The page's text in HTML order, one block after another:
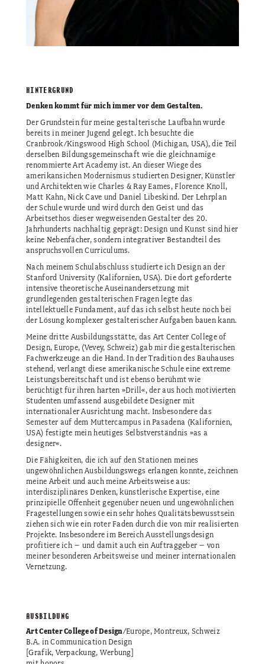
HINTERGRUND
Denken kommt für mich immer vor dem Gestalten.
Der Grundstein für meine gestalterische Laufbahn wurde
bereits in meiner Jugend gelegt. Ich besuchte die
Cranbrook/Kingswood High School (Michigan, USA), die Teil
derselben Bildungsgemeinschaft wie die gleich­namige
renommierte Art Academy ist. An dieser Wiege des
amerikansichen Modernismus studierten Designer, Künstler
und Architekten wie Charles & Ray Eames, Florence Knoll,
Matt Kahn, Nick Cave und Daniel Libeskind. Der Lehrplan
der Schule wurde und wird durch den Geist und das
Arbeitsethos dieser wegweisenden Gestalter des 20.
Jahrhunderts nachhaltig geprägt: Design und Kunst sind hier
keine Nebenfächer, sondern integrativer Bestandteil des
anspruchsvollen Curriculums.
Nach meinem Schulabschluss studierte ich Design an der
Stanford University (Kalifornien, USA). Die dort geforderte
intensive theoretische Auseinandersetzung mit
grundlegenden gestalterischen Fragen legte das
intellektuelle Fundament, auf das ich selbst heute noch bei
der Lösung komplexer gestalterischer Aufgaben bauen kann.
Meine dritte Ausbildungsstätte, das Art Center College of
Design, Europe, (Vevey, Schweiz) gab mir die gestalterischen
Fachwerkzeuge an die Hand. In der Tradition des Bauhauses
stehend, verlangt diese amerikanische Schule eine extreme
Leistungsbereitschaft und ist ebenso berühmt wie
berüchtigt für ihren harten »Drill«, der aus hoch motivierten
Studenten umfassend ausgebildete Designer mit
internationaler Ausrichtung macht. Insbesondere das
Semester auf dem Muttercampus in Pasadena (Kalifornien,
USA) festigte mein heutiges Selbstverständnis »as a
designer«.
Die Fähigkeiten, die ich auf den Stationen meines
ungewöhnlichen Ausbildungswegs erlangen konnte, zeichnen
meine Arbeit und auch meine Arbeitsweise aus:
interdisziplinäres Denken, künstlerische Expertise, eine
prinzipielle Offenheit gegenüber neuen und ungewöhnlichen
Fragestellungen sowie ein sehr hohes Qualitätsbewusstsein
ziehen sich wie ein roter Faden durch die von mir realisierten
Projekte. Insbesondere im Bereich Ausstellungsdesign
profitiere ich – und damit auch ein Auftraggeber – von
meiner besonderen Arbeitsweise und meiner internationalen
Vernetzung.
AUSBILDUNG
Art Center College of Design/Europe, Montreux, Schweiz
B.A. in Communication Design
[Grafik, Verpackung, Werbung]